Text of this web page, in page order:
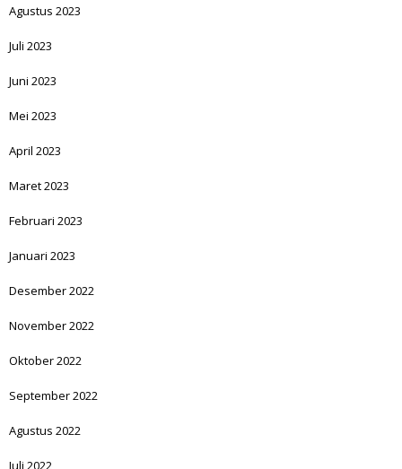
Agustus 2023
Juli 2023
Juni 2023
Mei 2023
April 2023
Maret 2023
Februari 2023
Januari 2023
Desember 2022
November 2022
Oktober 2022
September 2022
Agustus 2022
Juli 2022